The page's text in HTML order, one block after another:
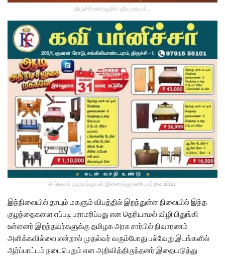
திருச்சி உறையூரில் புதிய உதயம்...
அங்குசம் குழுமத்துடன் இணைந்து பணியாற்ற வாய்ப்பு.
இந்நிலையில் தாயும் மகளும் விபத்தில் இறந்துள்ள நிலையில் இந்த
குழந்தைகளை எப்படி பராமரிப்பது என தெரியாமல் விழி பிதுங்கி
உள்ளனர் இறந்தவர்களுக்கு தமிழக அரசு சார்பில் நிவாரணம்
அளிக்கவில்லை என்றால் முதல்வர் வரும்போது பல்வேறு இடங்களில்
ஆர்ப்பாட்டம் நடைபெறும் என அறிவித்திருந்தனர் இதையடுத்து